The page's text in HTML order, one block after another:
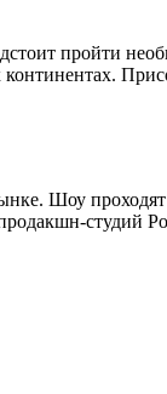
пройти
Шоу
студий